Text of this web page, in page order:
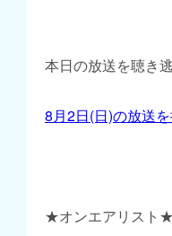
本日の放送を聴き
8月2日(日)の放送
★オンエアリスト★